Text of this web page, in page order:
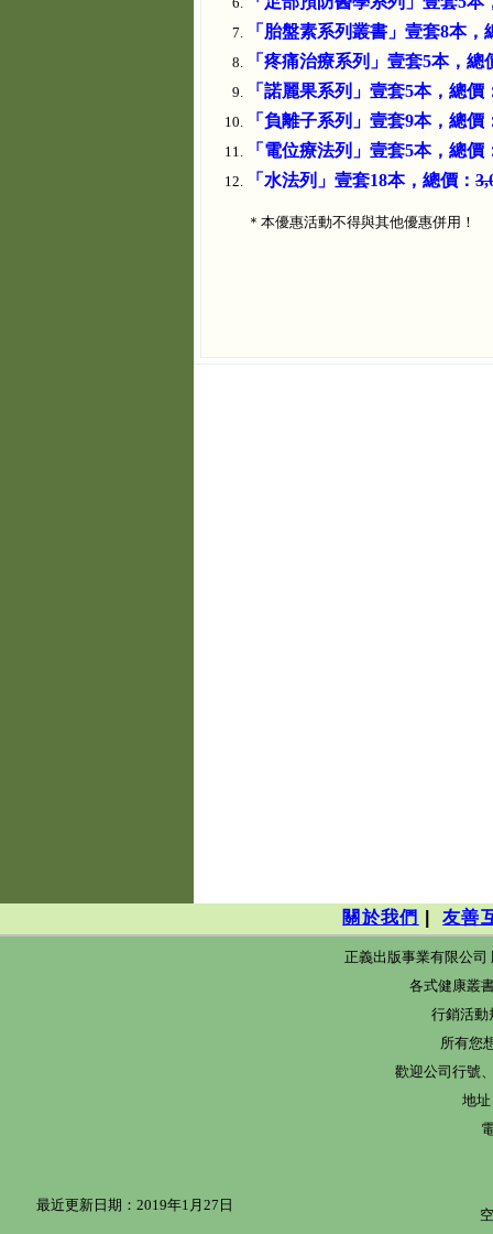
「胎盤素系列叢書」壹套8本，
「疼痛治療系列」壹套5本，總
「諾麗果系列」壹套5本，總價
「負離子系列」壹套9本，總價
「電位療法列」壹套5本，總價
「水法列」壹套18本，總價：
＊本優惠活動不得與其他優惠併用！
關於我們 |友善
最近更新日期：2019年1月27日
正義出版事業有限公司
各式健康叢
行銷活動
所有您
歡迎公司行號
地